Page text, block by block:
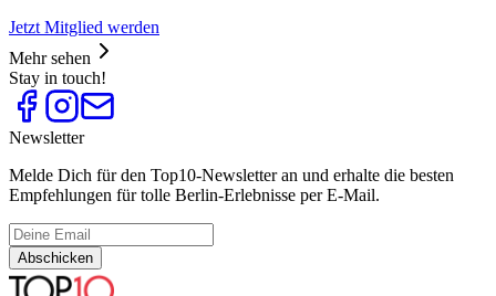
Jetzt Mitglied werden
Mehr sehen
Stay in touch!
Newsletter
Melde Dich für den Top10-Newsletter an und erhalte die besten
Empfehlungen für tolle Berlin-Erlebnisse per E-Mail.
Abschicken